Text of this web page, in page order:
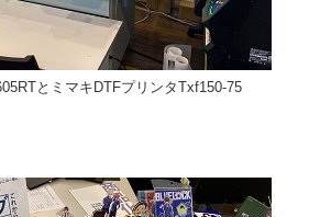
とミマキDTFプリンタTxf150-75